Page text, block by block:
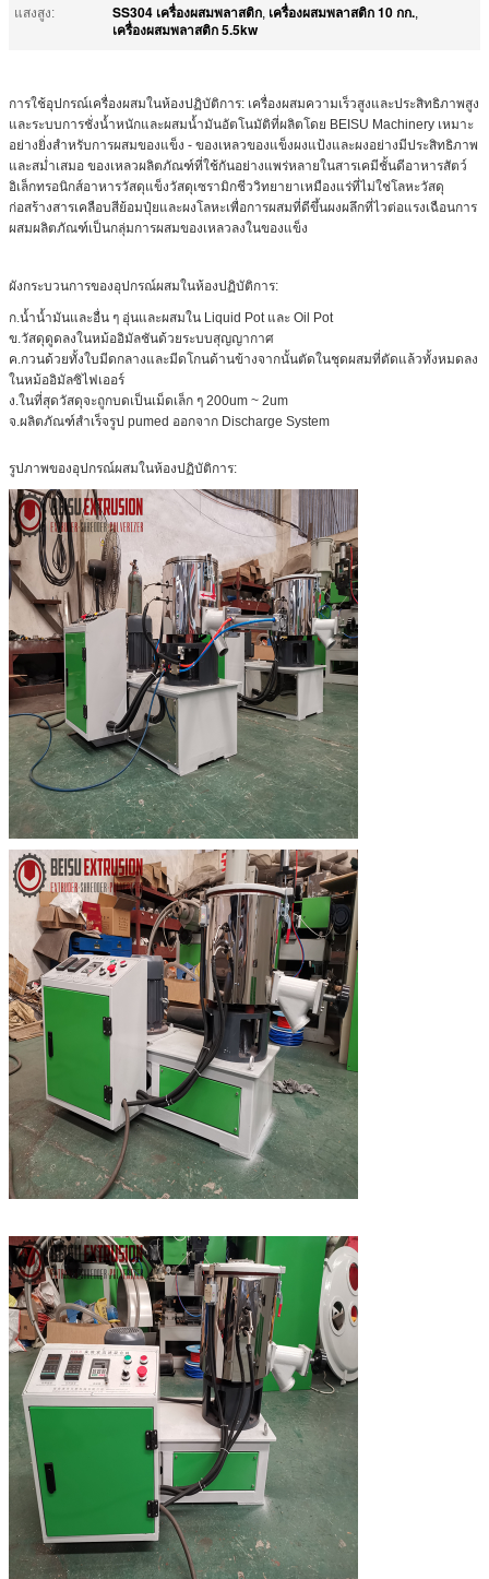
แสงสูง:
SS304 เครื่องผสมพลาสติก, เครื่องผสมพลาสติก 10 กก.,
เครื่องผสมพลาสติก 5.5kw
การใช้อุปกรณ์เครื่องผสมในห้องปฏิบัติการ: เครื่องผสมความเร็วสูงและประสิทธิภาพสูง
และระบบการชั่งน้ำหนักและผสมน้ำมันอัตโนมัติที่ผลิตโดย BEISU Machinery เหมาะ
อย่างยิ่งสำหรับการผสมของแข็ง - ของเหลวของแข็งผงแป้งและผงอย่างมีประสิทธิภาพ
และสม่ำเสมอ ของเหลวผลิตภัณฑ์ที่ใช้กันอย่างแพร่หลายในสารเคมีชั้นดีอาหารสัตว์
อิเล็กทรอนิกส์อาหารวัสดุแข็งวัสดุเซรามิกชีววิทยายาเหมืองแร่ที่ไม่ใช่โลหะวัสดุ
ก่อสร้างสารเคลือบสีย้อมปุ๋ยและผงโลหะเพื่อการผสมที่ดีขึ้นผงผลึกที่ไวต่อแรงเฉือนการ
ผสมผลิตภัณฑ์เป็นกลุ่มการผสมของเหลวลงในของแข็ง
ผังกระบวนการของอุปกรณ์ผสมในห้องปฏิบัติการ:
ก.น้ำน้ำมันและอื่น ๆ อุ่นและผสมใน Liquid Pot และ Oil Pot
ข.วัสดุดูดลงในหม้ออิมัลชันด้วยระบบสุญญากาศ
ค.กวนด้วยทั้งใบมีดกลางและมีดโกนด้านข้างจากนั้นตัดในชุดผสมที่ตัดแล้วทั้งหมดลง
ในหม้ออิมัลซิไฟเออร์
ง.ในที่สุดวัสดุจะถูกบดเป็นเม็ดเล็ก ๆ 200um ~ 2um
จ.ผลิตภัณฑ์สำเร็จรูป pumed ออกจาก Discharge System
รูปภาพของอุปกรณ์ผสมในห้องปฏิบัติการ: